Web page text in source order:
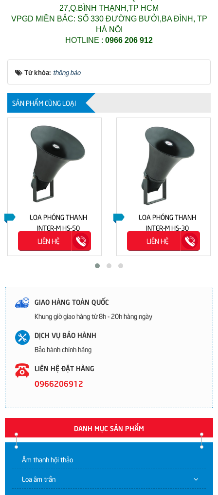
27,Q.BÌNH THẠNH,TP HCM
VPGD MIỀN BẮC: SỐ 330 ĐƯỜNG BƯỞI,BA ĐÌNH, TP
HÀ NỘI
HOTLINE : 0966 206 912
Từ khóa: thông báo
SẢN PHẨM CÙNG LOẠI
LOA PHÓNG THANH
INTER-M HS-50
LIÊN HỆ
LOA PHÓNG THANH
INTER-M HS-30
LIÊN HỆ
GIAO HÀNG TOÀN QUỐC
Khung giờ giao hàng từ 8h - 20h hàng ngày
DỊCH VỤ BẢO HÀNH
Bảo hành chính hãng
LIÊN HỆ ĐẶT HÀNG
0966206912
DANH MỤC SẢN PHẨM
Âm thanh hội thảo
Loa âm trần